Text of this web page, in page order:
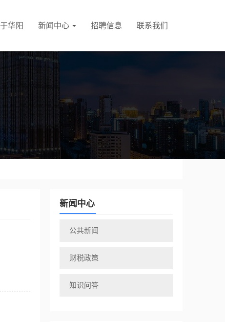
华阳 新闻中心 招聘信息 联系我们
新闻中心
公共新闻
财税政策
知识问答